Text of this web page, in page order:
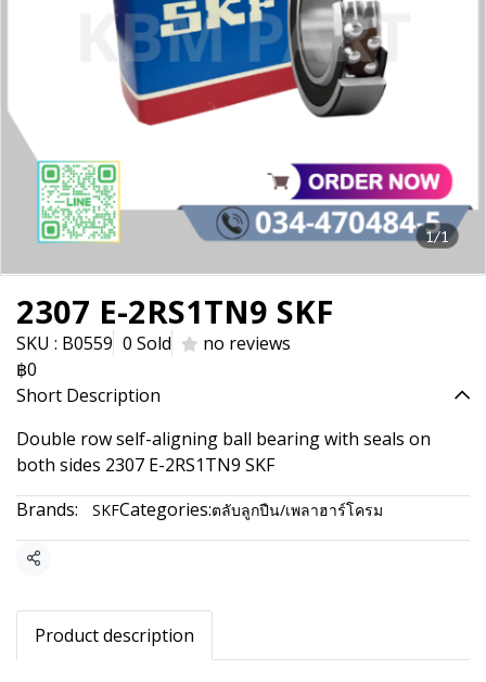
1/1
2307 E-2RS1TN9 SKF
SKU : B0559 0 Sold
no reviews
฿0
Short Description
Double row self-aligning ball bearing with seals on
both sides 2307 E-2RS1TN9 SKF
Brands:
SKFCategories:ตลับลูกปืน/เพลาฮาร์โครม
Share
Product description